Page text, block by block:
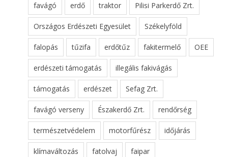
favágó erdő traktor Pilisi Parkerdő Zrt.
Országos Erdészeti Egyesület Székelyföld
falopás tűzifa erdőtűz fakitermelő OEE
erdészeti támogatás illegális fakivágás
támogatás erdészet Sefag Zrt.
favágó verseny Északerdő Zrt. rendőrség
természetvédelem motorfűrész időjárás
klímaváltozás fatolvaj faipar